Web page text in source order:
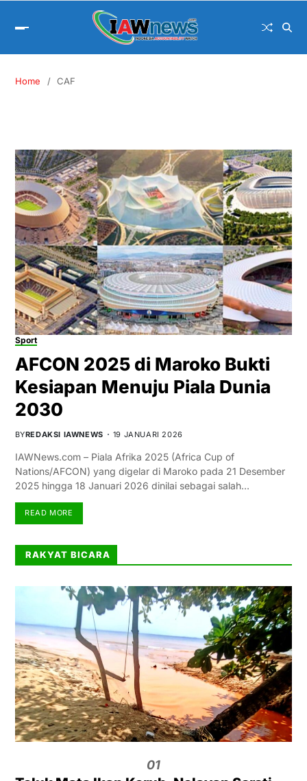
Home CAF
Sport
AFCON 2025 di Maroko Bukti
Kesiapan Menuju Piala Dunia
2030
BYREDAKSI IAWNEWS 19 JANUARI 2026
IAWNews.com – Piala Afrika 2025 (Africa Cup of
Nations/AFCON) yang digelar di Maroko pada 21 Desember
2025 hingga 18 Januari 2026 dinilai sebagai salah…
READ MORE
RAKYAT BICARA
01